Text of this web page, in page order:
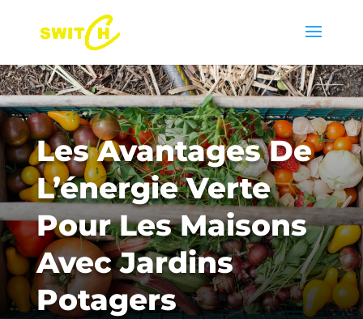
Les Avantages De
L’énergie Verte
Pour Les Maisons
Avec Jardins
Potagers